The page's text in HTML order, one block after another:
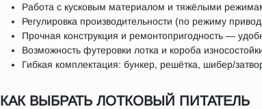
Работа с кусковым материалом и тяжёлыми
Регулировка производительности (по режиму
Прочная конструкция и ремонтопригодность —
Возможность футеровки лотка и короба
Гибкая комплектация: бункер, решётка, шибер/
КАК ВЫБРАТЬ ЛОТКОВЫЙ ПИТАТЕЛЬ